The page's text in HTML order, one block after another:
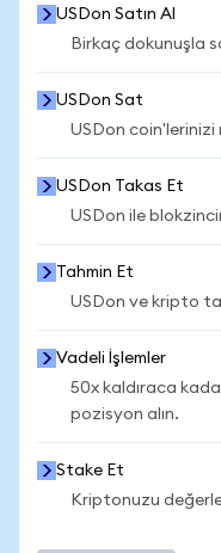
USDon Satın Al
Birkaç dokunuşla
USDon Sat
USDon coin'lerinizi
USDon Takas Et
USDon ile
Tahmin Et
USDon ve kripto
Vadeli İşlemler
50x kaldıraca
pozisyon alın.
Stake Et
Kriptonuzu